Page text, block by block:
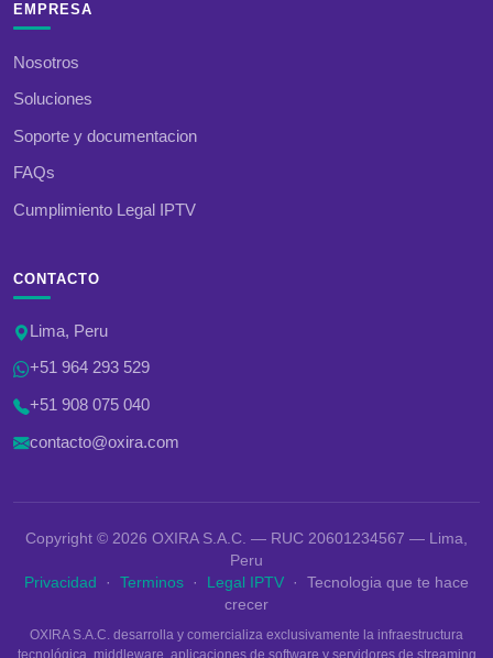
EMPRESA
Nosotros
Soluciones
Soporte y documentacion
FAQs
Cumplimiento Legal IPTV
CONTACTO
Lima, Peru
+51 964 293 529
+51 908 075 040
contacto@oxira.com
Copyright © 2026 OXIRA S.A.C. — RUC 20601234567 — Lima,
Peru
Privacidad · Terminos · Legal IPTV · Tecnologia que te hace
crecer
OXIRA S.A.C. desarrolla y comercializa exclusivamente la infraestructura
tecnológica, middleware, aplicaciones de software y servidores de streaming